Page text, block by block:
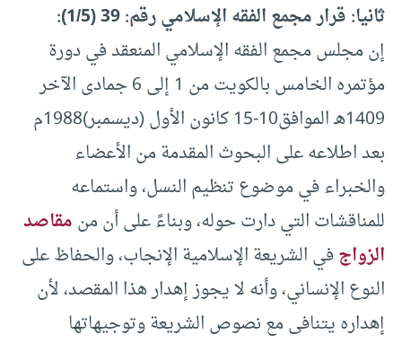
ثانيا: قرار مجمع الفقه الإسلامي رقم: 39 (1/5):
إن مجلس مجمع الفقه الإسلامي المنعقد في دورة
مؤتمره الخامس بالكويت من 1 إلى 6 جمادى الآخر
1409هـ الموافق10-15 كانون الأول (ديسمبر)1988م
بعد اطلاعه على البحوث المقدمة من الأعضاء
والخبراء في موضوع تنظيم النسل، واستماعه
للمناقشات التي دارت حوله، وبناءً على أن منمقاصد
الزواجفي الشريعة الإسلامية الإنجاب، والحفاظ على
النوع الإنساني، وأنه لا يجوز إهدار هذا المقصد، لأن
إهداره يتنافى مع نصوص الشريعة وتوجيهاتها